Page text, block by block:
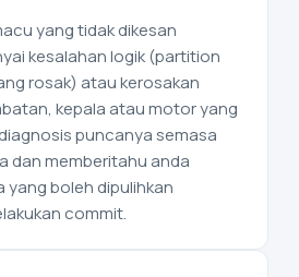
yang tidak dikesan
kesalahan logik (partition
rosak) atau kerosakan
kepala atau motor yang
puncanya semasa
dan memberitahu anda
yang boleh dipulihkan
commit.